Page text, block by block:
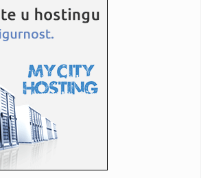
ove godine posvećen glumicama, majkama i
za domaćina Evropskog prvenstva!
o otvaranju 5. rudnika kod Zajčara širenje
pragu Bešiktaša! Otkriveni detalji ugovora, cifre